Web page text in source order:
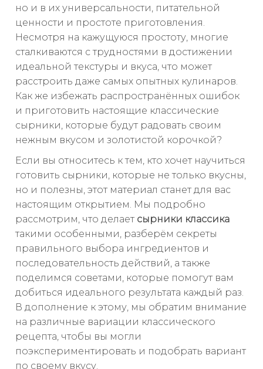
но и в их универсальности, питательной
ценности и простоте приготовления.
Несмотря на кажущуюся простоту, многие
сталкиваются с трудностями в достижении
идеальной текстуры и вкуса, что может
расстроить даже самых опытных кулинаров.
Как же избежать распространённых ошибок
и приготовить настоящие классические
сырники, которые будут радовать своим
нежным вкусом и золотистой корочкой?
Если вы относитесь к тем, кто хочет научиться
готовить сырники, которые не только вкусны,
но и полезны, этот материал станет для вас
настоящим открытием. Мы подробно
рассмотрим, что делает сырники классика
такими особенными, разберём секреты
правильного выбора ингредиентов и
последовательность действий, а также
поделимся советами, которые помогут вам
добиться идеального результата каждый раз.
В дополнение к этому, мы обратим внимание
на различные вариации классического
рецепта, чтобы вы могли
поэкспериментировать и подобрать вариант
по своему вкусу.